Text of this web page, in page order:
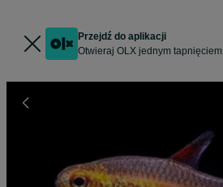
Przejdź do aplikacji
Otwieraj OLX jednym tapnięciem